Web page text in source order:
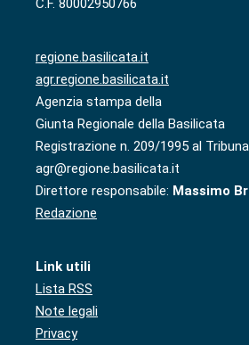
C.F. 80002950766
regione.basilicata.it
agr.regione.basilicata.it
Agenzia stampa della
Giunta Regionale della Basilicata
Registrazione n. 209/1995 al
agr@regione.basilicata.it
Direttore responsabile: Massimo
Redazione
Link utili
Lista RSS
Note legali
Privacy